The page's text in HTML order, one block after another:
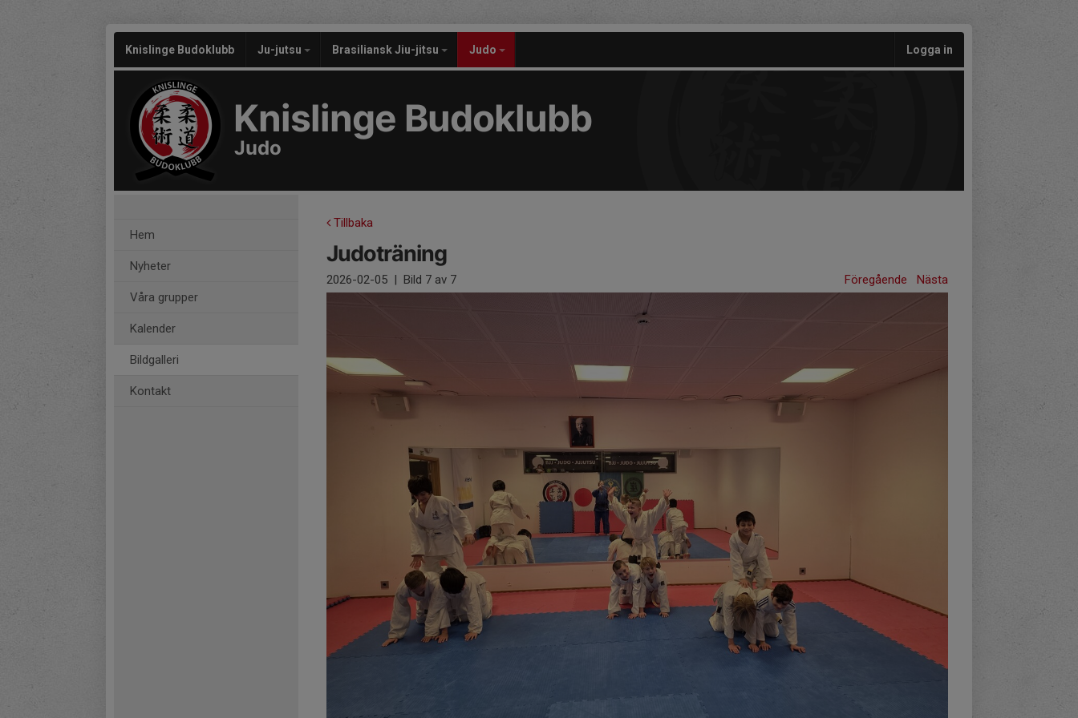
Knislinge Budoklubb Ju-jutsu Brasiliansk Jiu-jitsu Judo Logga in
Knislinge Budoklubb
Judo
Hem
Nyheter
Våra grupper
Kalender
Bildgalleri
Kontakt
Tillbaka
Judoträning
2026-02-05 | Bild 7 av 7 Föregående Nästa